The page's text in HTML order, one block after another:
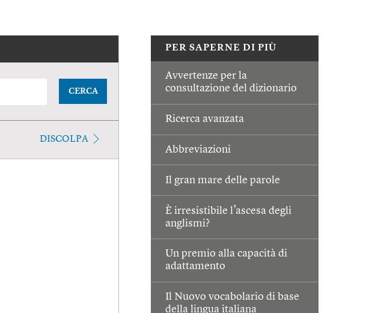
PER SAPERNE DI PIÙ
Avvertenze per la
consultazione del dizionario
Ricerca avanzata
Abbreviazioni
Il gran mare delle parole
È irresistibile l’ascesa degli
anglismi?
Un premio alla capacità di
adattamento
Il Nuovo vocabolario di base
della lingua italiana
CERCA
DISCOLPA